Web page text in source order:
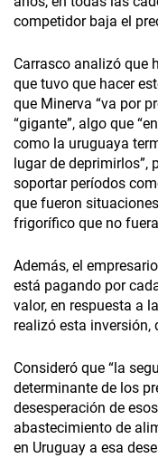
competidor baja el
Carrasco analizó que
que tuvo que hacer
que Minerva “va por
“gigante”, algo que
como la uruguaya
lugar de deprimirlos”,
soportar períodos
que fueron
frigorífico que no
Además, el
está pagando por
valor, en respuesta a
realizó esta inversión,
Consideró que “la
determinante de los
desesperación de
abastecimiento de
en Uruguay a esa